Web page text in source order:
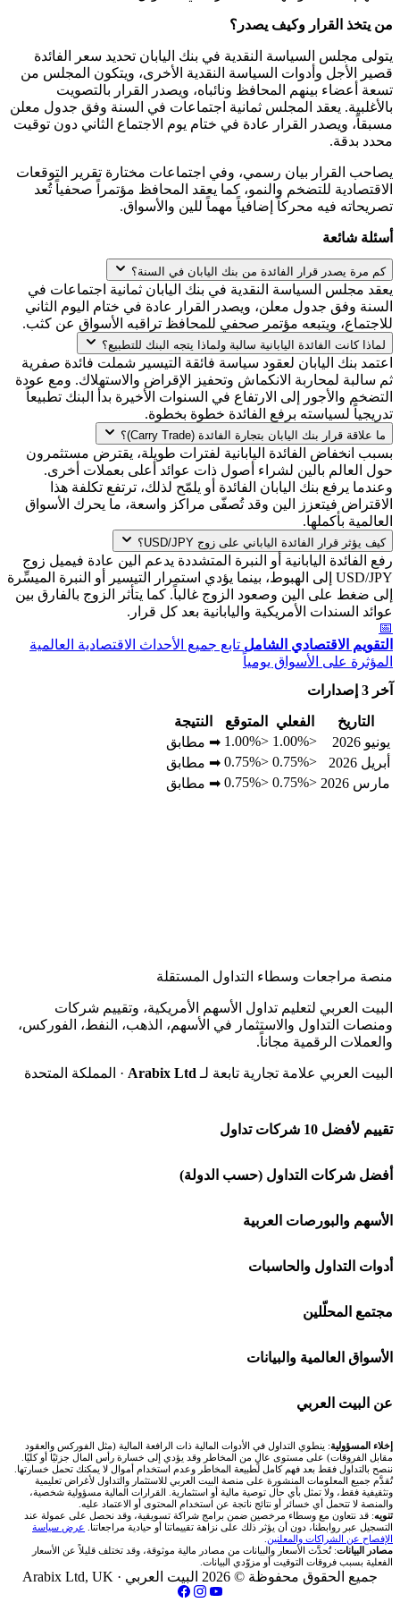
من يتخذ القرار وكيف يصدر؟
يتولى مجلس السياسة النقدية في بنك اليابان تحديد سعر الفائدة
قصير الأجل وأدوات السياسة النقدية الأخرى، ويتكون المجلس من
تسعة أعضاء بينهم المحافظ ونائباه، ويصدر القرار بالتصويت
بالأغلبية. يعقد المجلس ثمانية اجتماعات في السنة وفق جدول معلن
مسبقاً، ويصدر القرار عادة في ختام يوم الاجتماع الثاني دون توقيت
محدد بدقة.
يصاحب القرار بيان رسمي، وفي اجتماعات مختارة تقرير التوقعات
الاقتصادية للتضخم والنمو، كما يعقد المحافظ مؤتمراً صحفياً تُعد
تصريحاته فيه محركاً إضافياً مهماً للين والأسواق.
أسئلة شائعة
كم مرة يصدر قرار الفائدة من بنك اليابان في السنة؟
يعقد مجلس السياسة النقدية في بنك اليابان ثمانية اجتماعات في
السنة وفق جدول معلن، ويصدر القرار عادة في ختام اليوم الثاني
للاجتماع، ويتبعه مؤتمر صحفي للمحافظ تراقبه الأسواق عن كثب.
لماذا كانت الفائدة اليابانية سالبة ولماذا يتجه البنك للتطبيع؟
اعتمد بنك اليابان لعقود سياسة فائقة التيسير شملت فائدة صفرية
ثم سالبة لمحاربة الانكماش وتحفيز الإقراض والاستهلاك. ومع عودة
التضخم والأجور إلى الارتفاع في السنوات الأخيرة بدأ البنك تطبيعاً
تدريجياً لسياسته برفع الفائدة خطوة بخطوة.
ما علاقة قرار بنك اليابان بتجارة الفائدة (Carry Trade)؟
بسبب انخفاض الفائدة اليابانية لفترات طويلة، يقترض مستثمرون
حول العالم بالين لشراء أصول ذات عوائد أعلى بعملات أخرى.
وعندما يرفع بنك اليابان الفائدة أو يلمّح لذلك، ترتفع تكلفة هذا
الاقتراض فيتعزز الين وقد تُصفّى مراكز واسعة، ما يحرك الأسواق
العالمية بأكملها.
كيف يؤثر قرار الفائدة الياباني على زوج USD/JPY؟
رفع الفائدة اليابانية أو النبرة المتشددة يدعم الين عادة فيميل زوج
USD/JPY إلى الهبوط، بينما يؤدي استمرار التيسير أو النبرة الميسِّرة
إلى ضغط على الين وصعود الزوج غالباً. كما يتأثر الزوج بالفارق بين
عوائد السندات الأمريكية واليابانية بعد كل قرار.
📅
التقويم الاقتصادي الشامل تابع جميع الأحداث الاقتصادية العالمية
المؤثرة على الأسواق يومياً
آخر 3 إصدارات
التاريخ الفعلي المتوقع
النتيجة
يونيو 2026
<1.00%
<1.00%
➡ مطابق
أبريل 2026
<0.75%
<0.75%
➡ مطابق
مارس 2026
<0.75%
<0.75% ➡ مطابق
منصة مراجعات وسطاء التداول المستقلة
البيت العربي لتعليم تداول الأسهم الأمريكية، وتقييم شركات
ومنصات التداول والاستثمار في الأسهم، الذهب، النفط، الفوركس،
والعملات الرقمية مجاناً.
البيت العربي علامة تجارية تابعة لـ Arabix Ltd · المملكة المتحدة
تقييم لأفضل 10 شركات تداول
شركة Capital.com
افاتريد AvaTrade
اكسنس Exness
منصة بينانس
اكس تي بي XTB
انتراكتيف بروكرز IBKR
أفضل شركات التداول (حسب الدولة)
شركات تداول في السعودية
شركات تداول في الإمارات
شركات تداول في الكويت
شركات تداول في قطر
شركات تداول في الأردن
شركات تداول في العراق
شركات تداول في فلسطين
الأسهم والبورصات العربية
🌍 كل البورصات العربية
🇸🇦 السوق السعودية
🇦🇪 أسواق الإمارات
🇪🇬 البورصة المصرية
🇶🇦 بورصة قطر
🇯🇴 بورصة عمّان
🇧🇭 بورصة البحرين
أدوات التداول والحاسبات
🕌 حاسبة الزكاة
💱 محول العملات
🧮 حاسبة حجم اللوت
📊 حاسبة قيمة النقطة
💰 حاسبة ربح الفوركس
📌 حاسبة النقاط المحورية
📏 حاسبة حجم المركز
مجتمع المحلّلين
🧱 حائط المجتمع
🏆 لوحة المحلّلين
✍️ اكتب تحليلك
الأسواق العالمية والبيانات
🌐 المؤشرات العالمية
🥇 سعر الذهب اليوم
🥇 أسعار الذهب والمعادن
💱 أسعار العملات والفوركس
💵 سعر الريال السعودي في مصر
عن البيت العربي
من نحن
تواصل معنا
فريق المؤلفين
مقالات تعليمية
إخلاء المسؤولية: ينطوي التداول في الأدوات المالية ذات الرافعة المالية (مثل الفوركس والعقود
مقابل الفروقات) على مستوى عالٍ من المخاطر وقد يؤدي إلى خسارة رأس المال جزئيًا أو كليًا.
ننصح بالتداول فقط بعد فهم كامل لطبيعة المخاطر وعدم استخدام أموال لا يمكنك تحمل خسارتها.
تُقدَّم جميع المعلومات المنشورة على منصة البيت العربي للاستثمار والتداول لأغراض تعليمية
وتثقيفية فقط، ولا تمثل بأي حال توصية مالية أو استثمارية. القرارات المالية مسؤولية شخصية،
والمنصة لا تتحمل أي خسائر أو نتائج ناتجة عن استخدام المحتوى أو الاعتماد عليه.
تنويه: قد نتعاون مع وسطاء مرخصين ضمن برامج شراكة تسويقية، وقد نحصل على عمولة عند
التسجيل عبر روابطنا، دون أن يؤثر ذلك على نزاهة تقييماتنا أو حيادية مراجعاتنا. عرض سياسة
الإفصاح عن الشراكات والمعلنين
مصادر البيانات: تُحدَّث الأسعار والبيانات من مصادر مالية موثوقة، وقد تختلف قليلاً عن الأسعار
الفعلية بسبب فروقات التوقيت أو مزوّدي البيانات.
جميع الحقوق محفوظة © 2026 البيت العربي · Arabix Ltd, UK